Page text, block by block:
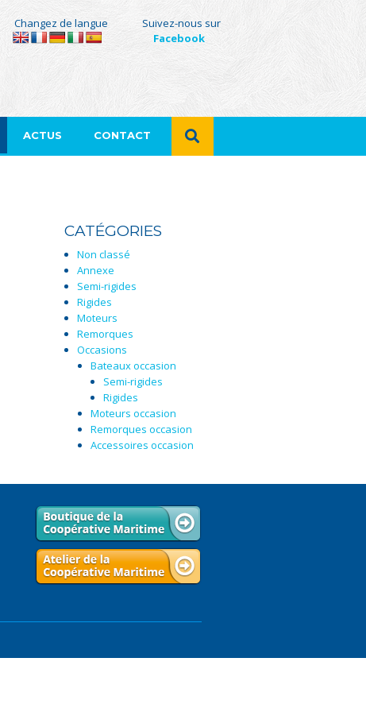
Changez de langue
Suivez-nous sur
Facebook
ACTUS CONTACT
CATÉGORIES
Non classé
Annexe
Semi-rigides
Rigides
Moteurs
Remorques
Occasions
Bateaux occasion
Semi-rigides
Rigides
Moteurs occasion
Remorques occasion
Accessoires occasion